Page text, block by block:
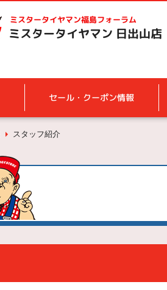
ミスタータイヤマン福島フォーラム
ミスタータイヤマン 日出山店
セール・クーポン情報
スタッフ紹介